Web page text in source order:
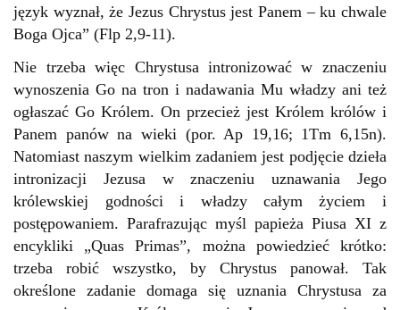
język wyznał, że Jezus Chrystus jest Panem – ku chwale
Boga Ojca” (Flp 2,9-11).
Nie trzeba więc Chrystusa intronizować w znaczeniu
wynoszenia Go na tron i nadawania Mu władzy ani też
ogłaszać Go Królem. On przecież jest Królem królów i
Panem panów na wieki (por. Ap 19,16; 1Tm 6,15n).
Natomiast naszym wielkim zadaniem jest podjęcie dzieła
intronizacji Jezusa w znaczeniu uznawania Jego
królewskiej godności i władzy całym życiem i
postępowaniem. Parafrazując myśl papieża Piusa XI z
encykliki „Quas Primas”, można powiedzieć krótko:
trzeba robić wszystko, by Chrystus panował. Tak
określone zadanie domaga się uznania Chrystusa za